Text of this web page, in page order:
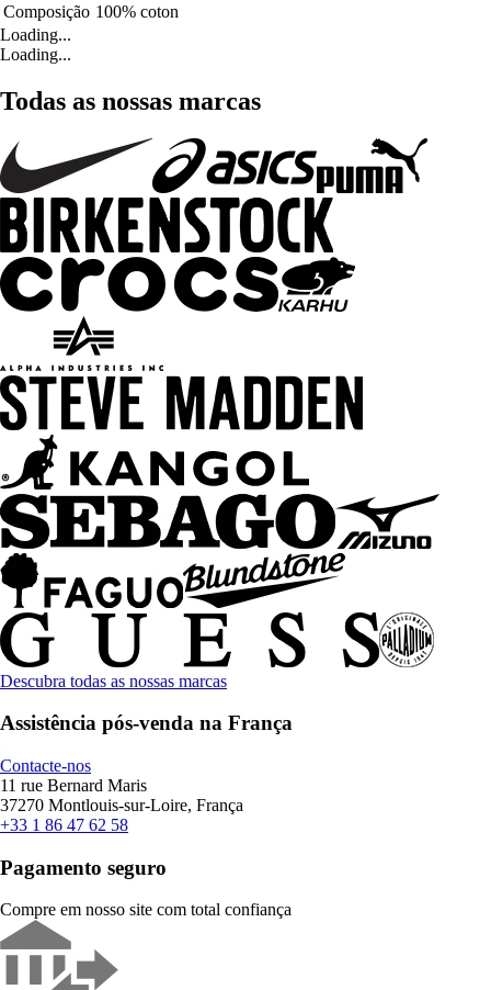
Composição 100% coton
Loading...
Loading...
Todas as nossas marcas
Descubra todas as nossas marcas
Assistência pós-venda na França
Contacte-nos
11 rue Bernard Maris
37270 Montlouis-sur-Loire, França
+33 1 86 47 62 58
Pagamento seguro
Compre em nosso site com total confiança